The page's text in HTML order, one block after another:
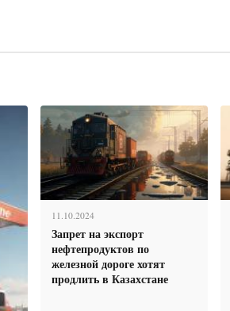
11.10.2024
Запрет на экспорт
нефтепродуктов по
железной дороге хотят
продлить в Казахстане